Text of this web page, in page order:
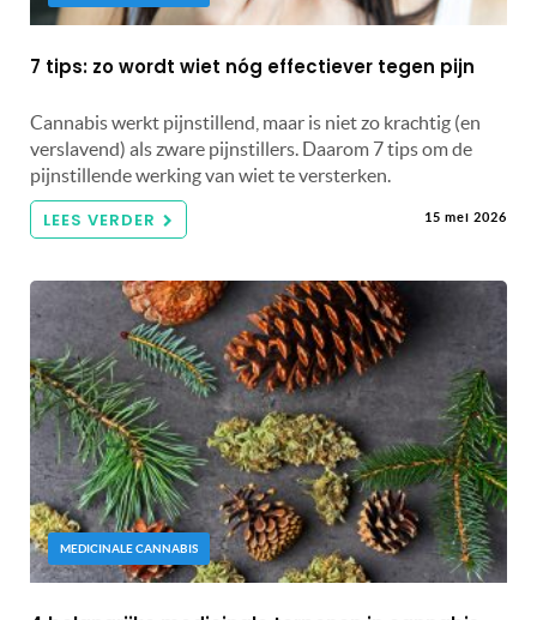
7 tips: zo wordt wiet nóg effectiever tegen pijn
Cannabis werkt pijnstillend, maar is niet zo krachtig (en
verslavend) als zware pijnstillers. Daarom 7 tips om de
pijnstillende werking van wiet te versterken.
LEES VERDER 15 mei 2026
MEDICINALE CANNABIS